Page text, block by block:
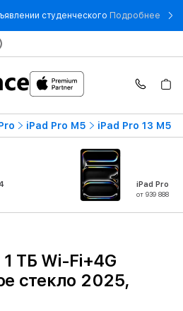
студенческого Подробнее - -
iPad Pro M5 iPad Pro 13 M5
iPad Pro 13
от 939 888 ₸
ТБ Wi-Fi+4G
стекло 2025,